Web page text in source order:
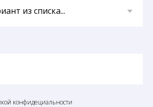
конфидециальности